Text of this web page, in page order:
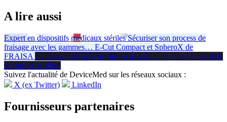
A lire aussi
Expert en dispositifs médicaux stériles Sécuriser son process de
fraisage avec les gammes… E-Cut Compact et SpheroX de
FRAISA Combiner des tests in vitro et in silico…Combiner des tests
in vitro et in silico
Suivez l'actualité de DeviceMed sur les réseaux sociaux :
X (ex Twitter)
LinkedIn
Fournisseurs partenaires